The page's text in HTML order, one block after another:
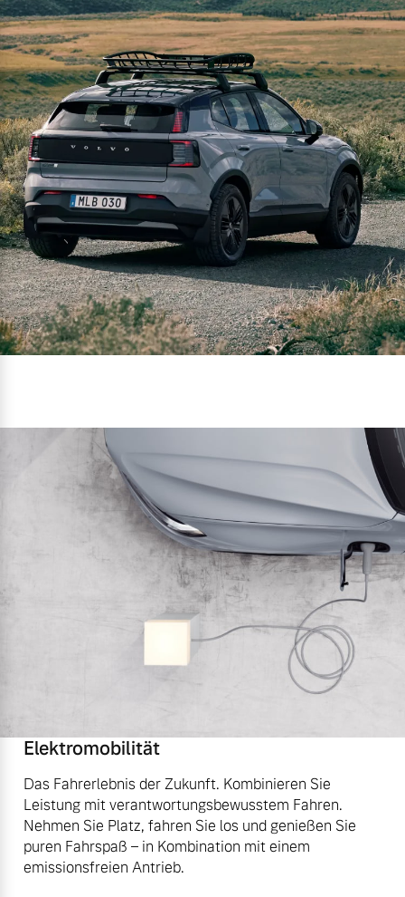
Elektromobilität
Das Fahrerlebnis der Zukunft. Kombinieren Sie
Leistung mit verantwortungsbewusstem Fahren.
Nehmen Sie Platz, fahren Sie los und genießen Sie
puren Fahrspaß – in Kombination mit einem
emissionsfreien Antrieb.